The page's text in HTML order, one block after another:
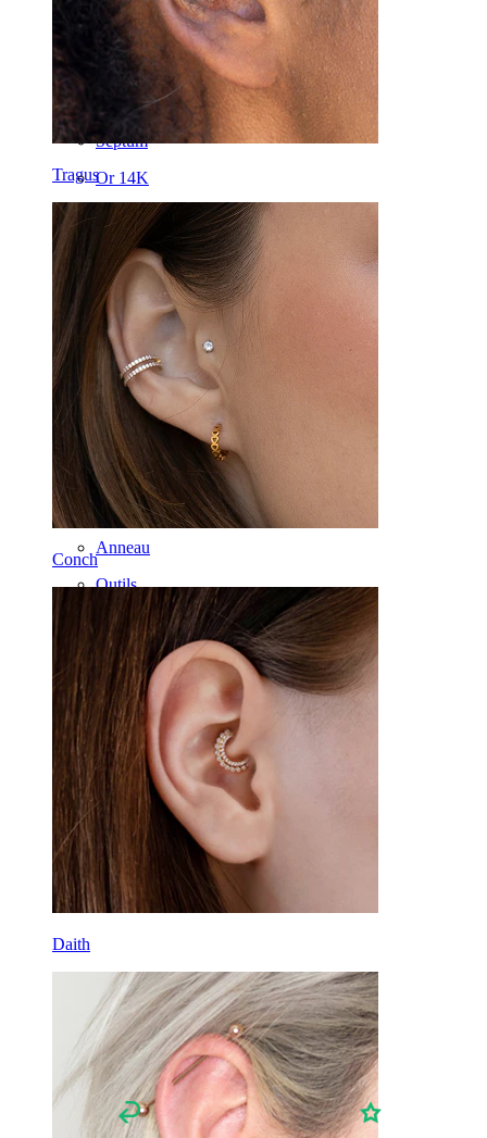
Tragus
Conch
Daith
Dermal
Hélix
Oreille
Septum
Or 14K
Fake piercing
Labret
Langue
Nez
Tragus
Barbell
Rook
Daith
Fer à cheval
Anneau
Outils
Banane
Lobe
Titane